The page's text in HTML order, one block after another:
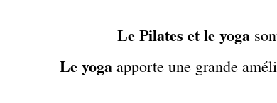
Le Pilates et le yoga
Le yoga apporte une grande